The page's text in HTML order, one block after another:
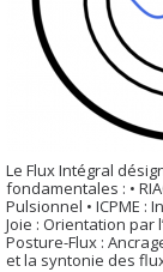
Le Flux Intégral
fondamentales : •
Pulsionnel • ICPME :
Joie : Orientation par
Posture-Flux :
et la syntonie des